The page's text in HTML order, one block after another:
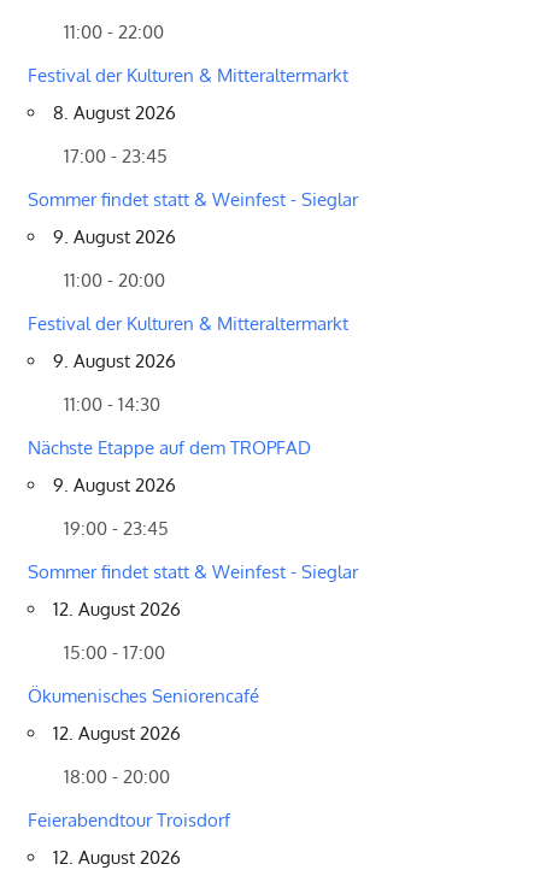
11:00 - 22:00
Festival der Kulturen & Mitteraltermarkt
8. August 2026
17:00 - 23:45
Sommer findet statt & Weinfest - Sieglar
9. August 2026
11:00 - 20:00
Festival der Kulturen & Mitteraltermarkt
9. August 2026
11:00 - 14:30
Nächste Etappe auf dem TROPFAD
9. August 2026
19:00 - 23:45
Sommer findet statt & Weinfest - Sieglar
12. August 2026
15:00 - 17:00
Ökumenisches Seniorencafé
12. August 2026
18:00 - 20:00
Feierabendtour Troisdorf
12. August 2026